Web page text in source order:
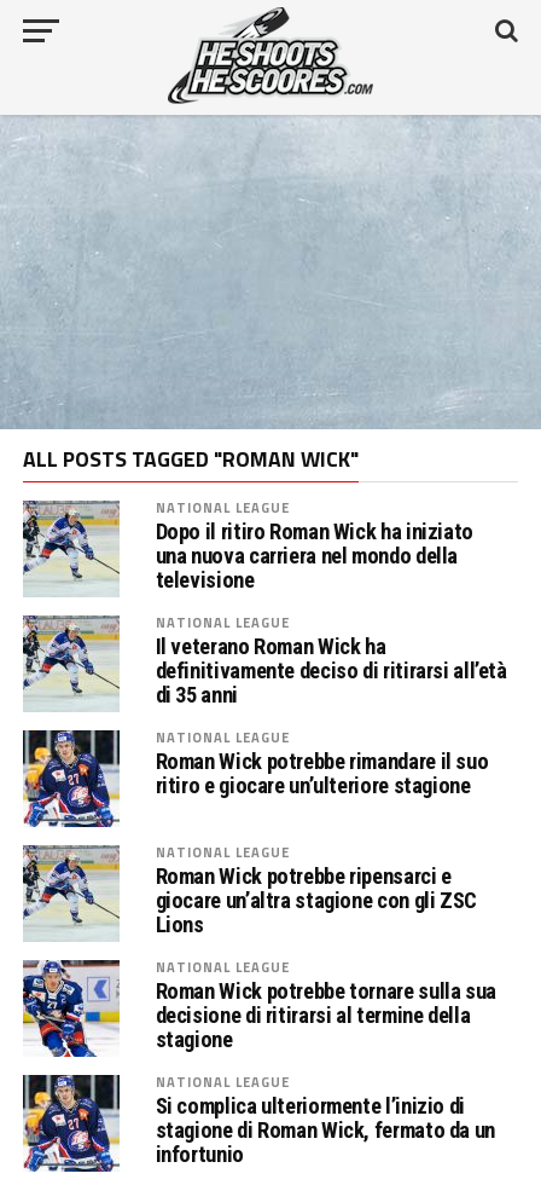
ALL POSTS TAGGED "ROMAN WICK"
NATIONAL LEAGUE
Dopo il ritiro Roman Wick ha iniziato
una nuova carriera nel mondo della
televisione
NATIONAL LEAGUE
Il veterano Roman Wick ha
definitivamente deciso di ritirarsi all’età
di 35 anni
NATIONAL LEAGUE
Roman Wick potrebbe rimandare il suo
ritiro e giocare un’ulteriore stagione
NATIONAL LEAGUE
Roman Wick potrebbe ripensarci e
giocare un’altra stagione con gli ZSC
Lions
NATIONAL LEAGUE
Roman Wick potrebbe tornare sulla sua
decisione di ritirarsi al termine della
stagione
NATIONAL LEAGUE
Si complica ulteriormente l’inizio di
stagione di Roman Wick, fermato da un
infortunio